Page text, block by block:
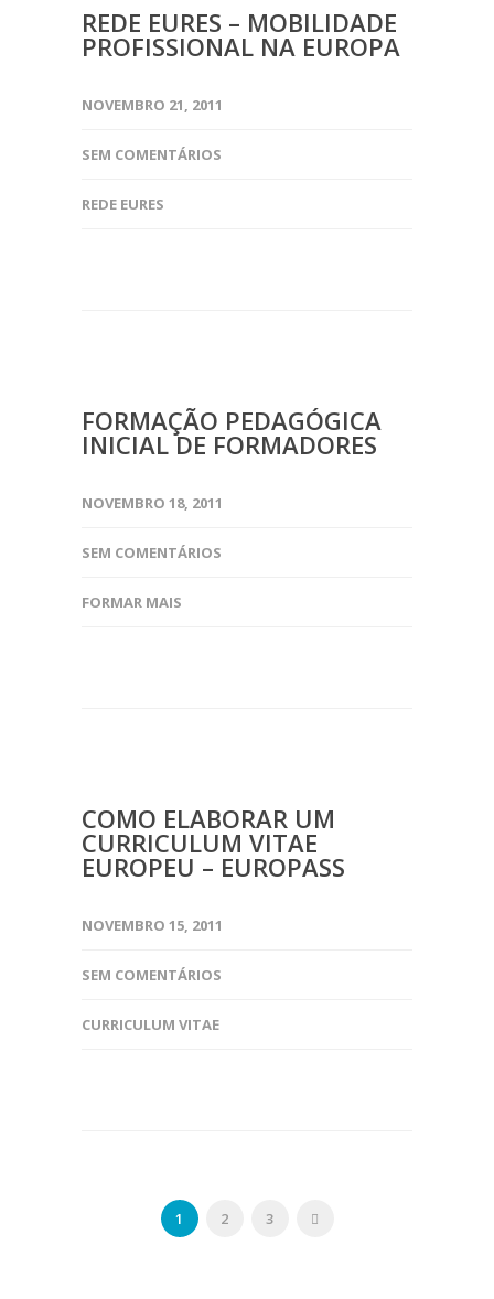
REDE EURES – MOBILIDADE
PROFISSIONAL NA EUROPA
NOVEMBRO 21, 2011
SEM COMENTÁRIOS
REDE EURES
FORMAÇÃO PEDAGÓGICA
INICIAL DE FORMADORES
NOVEMBRO 18, 2011
SEM COMENTÁRIOS
FORMAR MAIS
COMO ELABORAR UM
CURRICULUM VITAE
EUROPEU – EUROPASS
NOVEMBRO 15, 2011
SEM COMENTÁRIOS
CURRICULUM VITAE
1 2 3